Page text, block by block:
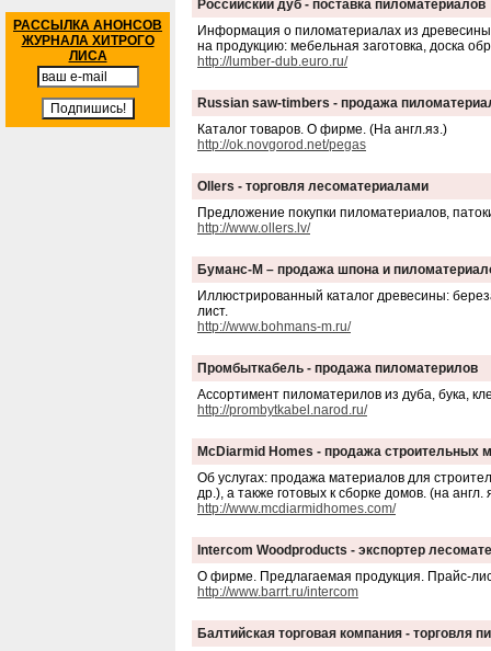
РАССЫЛКА АНОНСОВ
ЖУРНАЛА ХИТРОГО
ЛИСА
Российский дуб - поставка пиломатериалов
Информация о пиломатериалах из
на продукцию: мебельная заготовка, доска
http://lumber-dub.euro.ru/
Russian saw-timbers - продажа
Каталог товаров. О фирме. (На англ.яз.)
http://ok.novgorod.net/pegas
Ollers - торговля лесоматериалами
Предложение покупки пиломатериалов,
http://www.ollers.lv/
Буманс-М – продажа шпона и
Иллюстрированный каталог древесины:
лист.
http://www.bohmans-m.ru/
Промбыткабель - продажа пиломатерилов
Ассортимент пиломатерилов из дуба, бука,
http://prombytkabel.narod.ru/
McDiarmid Homes - продажа строительных
Об услугах: продажа материалов для
др.), а также готовых к сборке домов. (на англ.
http://www.mcdiarmidhomes.com/
Intercom Woodproducts - экспортер
О фирме. Предлагаемая продукция. Прайс-
http://www.barrt.ru/intercom
Балтийская торговая компания -